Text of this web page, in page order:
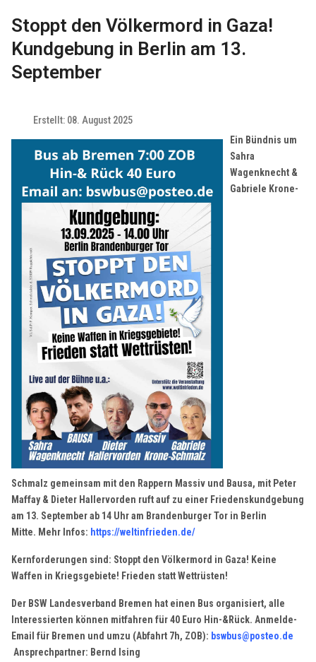
Stoppt den Völkermord in Gaza!
Kundgebung in Berlin am 13.
September
Erstellt: 08. August 2025
Ein Bündnis um
Sahra
Wagenknecht &
Gabriele Krone-
Schmalz gemeinsam mit den Rappern Massiv und Bausa, mit Peter
Maffay & Dieter Hallervorden ruft auf zu einer Friedenskundgebung
am 13. September ab 14 Uhr am Brandenburger Tor in Berlin
Mitte. Mehr Infos: https://weltinfrieden.de/
Kernforderungen sind: Stoppt den Völkermord in Gaza! Keine
Waffen in Kriegsgebiete! Frieden statt Wettrüsten!
Der BSW Landesverband Bremen hat einen Bus organisiert, alle
Interessierten können mitfahren für 40 Euro Hin-&Rück. Anmelde-
Email für Bremen und umzu (Abfahrt 7h, ZOB): bswbus@posteo.de
Ansprechpartner: Bernd Ising